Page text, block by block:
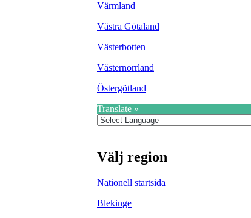
Värmland
Västra Götaland
Västerbotten
Västernorrland
Östergötland
Translate »
Välj region
Nationell startsida
Blekinge